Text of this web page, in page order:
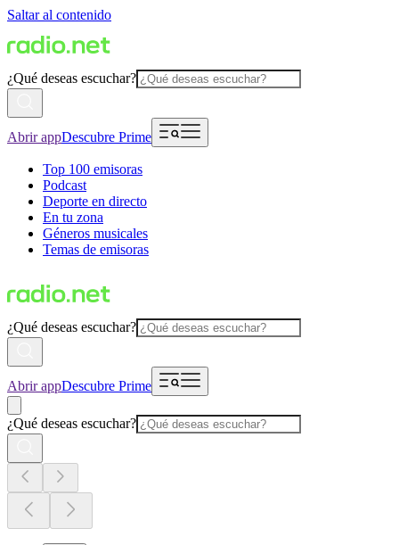
Saltar al contenido
¿Qué deseas escuchar?
Abrir appDescubre Prime
Top 100 emisoras
Podcast
Deporte en directo
En tu zona
Géneros musicales
Temas de emisoras
¿Qué deseas escuchar?
Abrir appDescubre Prime
¿Qué deseas escuchar?